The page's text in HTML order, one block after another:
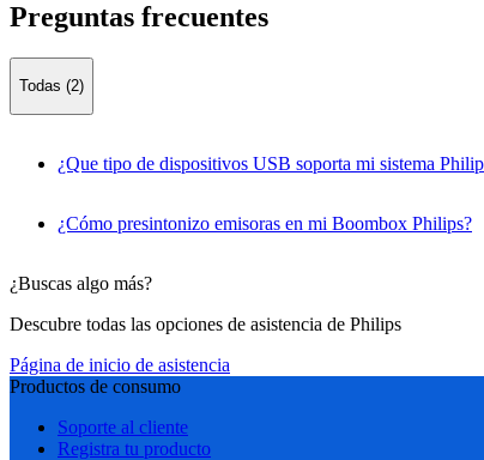
Preguntas frecuentes
Todas (2)
¿Que tipo de dispositivos USB soporta mi sistema
¿Cómo presintonizo emisoras en mi Boombox Philips?
¿Buscas algo más?
Descubre todas las opciones de asistencia de Philips
Página de inicio de asistencia
Productos de consumo
Soporte al cliente
Registra tu producto